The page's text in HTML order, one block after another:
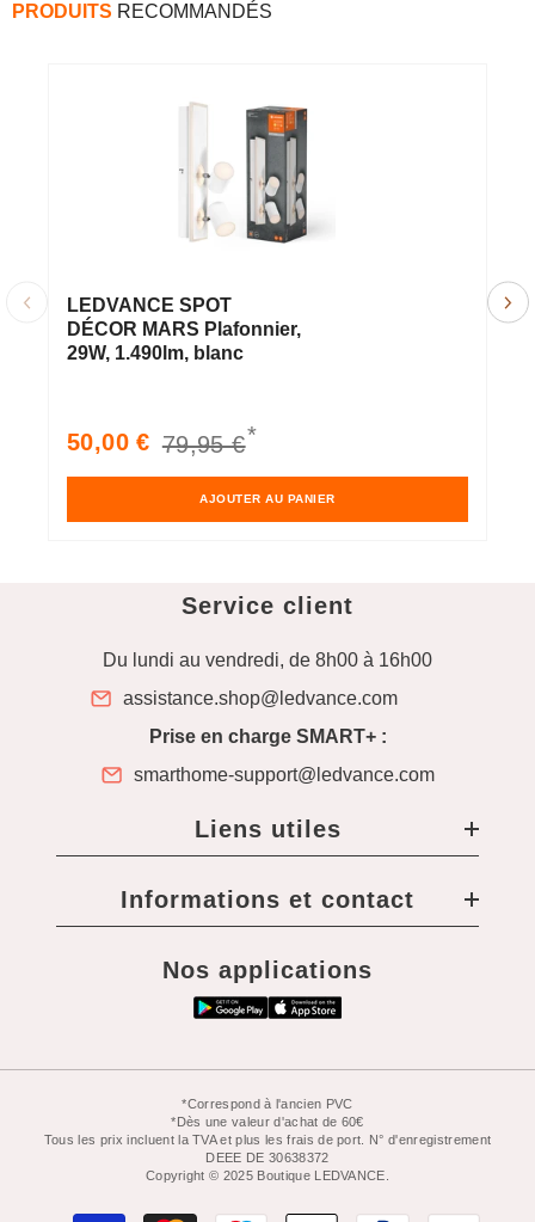
PRODUITS RECOMMANDÉS
LEDVANCE SPOT
DÉCOR MARS Plafonnier,
29W, 1.490lm, blanc
Prix
soldé
50,00 € Prix
habituel
79,95 €*
AJOUTER AU PANIER
Service client
Du lundi au vendredi, de 8h00 à 16h00
assistance.shop@ledvance.com
Prise en charge SMART+ :
smarthome-support@ledvance.com
Liens utiles
Informations et contact
Nos applications
*Correspond à l'ancien PVC
*Dès une valeur d'achat de 60€
Tous les prix incluent la TVA et plus les frais de port. N° d'enregistrement
DEEE DE 30638372
Copyright © 2025 Boutique LEDVANCE.
Moyens